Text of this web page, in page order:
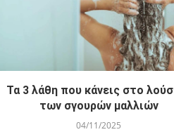
Τα 3 λάθη που κάνεις στο
των σγουρών μαλλιών
04/11/2025